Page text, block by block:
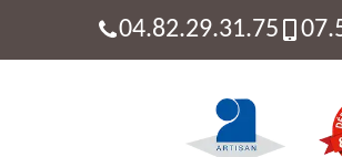
04.82.29.31.75